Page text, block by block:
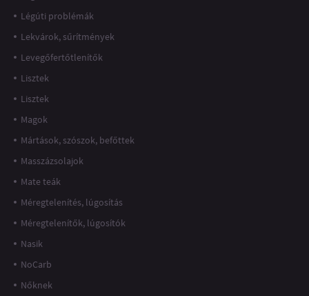
Légúti problémák
Lekvárok, sűrítmények
Levegőfertőtlenítők
Lisztek
Lisztek
Magok
Mártások, szószok, befőttek
Masszázsolajok
Mate teák
Méregtelenítés, lúgosítás
Méregtelenítők, lúgosítók
Nasik
NoCarb
Nőknek